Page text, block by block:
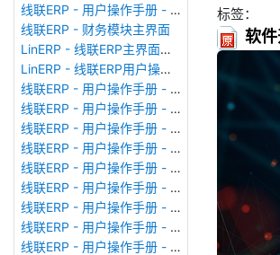
线联ERP - 用户操作手册 - 存货期初
线联ERP - 财务模块主界面
LinERP - 线联ERP主界面（HOME）
LinERP - 线联ERP用户操作手册 - 系统登陆
线联ERP - 用户操作手册 - 查看在线用户
线联ERP - 用户操作手册 - 数据备份
线联ERP - 用户操作手册 - 工厂管理
线联ERP - 用户操作手册 - 帐套管理
线联ERP - 用户操作手册 - 语种设置
线联ERP - 用户操作手册 - 国际化多语言
线联ERP - 用户操作手册 - 报表管理
线联ERP - 用户操作手册 - 字段名管理
线联ERP - 用户操作手册 - 模块管理
标签：
软